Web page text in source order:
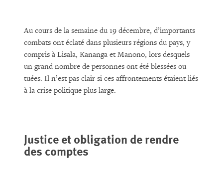
Au cours de la semaine du 19 décembre, d’importants
combats ont éclaté dans plusieurs régions du pays, y
compris à Lisala, Kananga et Manono, lors desquels
un grand nombre de personnes ont été blessées ou
tuées. Il n’est pas clair si ces affrontements étaient liés
à la crise politique plus large.
Justice et obligation de rendre
des comptes